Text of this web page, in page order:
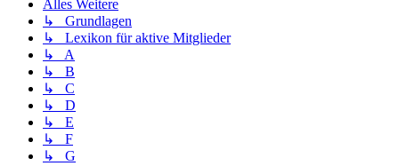
Alles Weitere
↳ Grundlagen
↳ Lexikon für aktive Mitglieder
↳ A
↳ B
↳ C
↳ D
↳ E
↳ F
↳ G